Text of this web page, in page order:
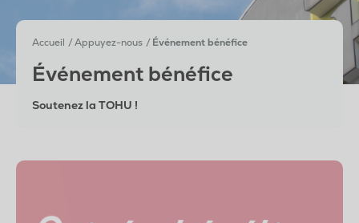
Accueil Appuyez-nous Événement bénéfice
Événement bénéfice
Soutenez la TOHU !